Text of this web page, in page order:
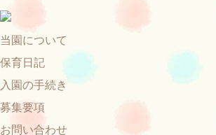
当園について
保育日記
入園の手続き
募集要項
お問い合わせ